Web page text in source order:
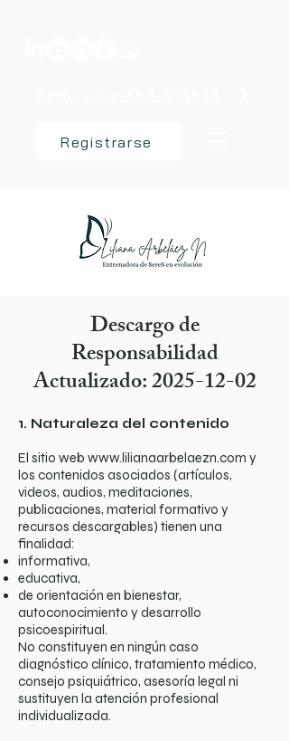
Registrarse
Descargo de
Responsabilidad
Actualizado:2025-12-02
1. Naturaleza del contenido
El sitio web www.lilianaarbelaezn.com y
los contenidos asociados (artículos,
videos, audios, meditaciones,
publicaciones, material formativo y
recursos descargables) tienen una
finalidad:
informativa,
educativa,
de orientación en bienestar,
autoconocimiento y desarrollo
psicoespiritual.
No constituyen en ningún caso
diagnóstico clínico, tratamiento médico,
consejo psiquiátrico, asesoría legal ni
sustituyen la atención profesional
individualizada.